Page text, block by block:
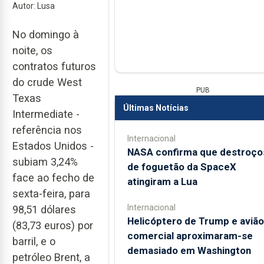
Autor: Lusa
No domingo à
noite, os
contratos futuros
do crude West
Texas
Intermediate -
referência nos
Estados Unidos -
subiam 3,24%
face ao fecho de
sexta-feira, para
98,51 dólares
(83,73 euros) por
barril, e o
petróleo Brent, a
PUB
Últimas Notícias
Internacional
NASA confirma que
de foguetão da SpaceX
atingiram a Lua
Internacional
Helicóptero de Trump e avião
comercial aproximaram-se
demasiado em Washington